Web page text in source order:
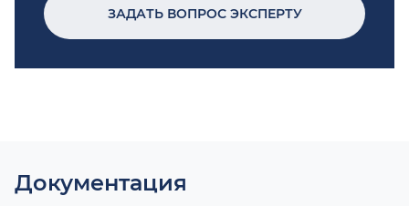
ЗАДАТЬ ВОПРОС ЭКСПЕРТУ
Документация